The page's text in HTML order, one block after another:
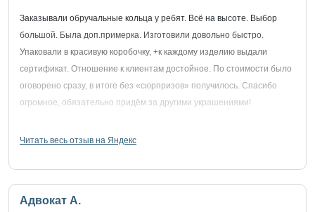
Заказывали обручальные кольца у ребят. Всё на высоте. Выбор
большой. Была доп.примерка. Изготовили довольно быстро.
Упаковали в красивую коробочку, +к каждому изделию выдали
сертификат. Отношение к клиентам достойное. По стоимости было
оговорено сразу, в итоге без «сюрпризов» получилось. Спасибо
огромное, обязательно придём за другими украшениями!
Читать весь отзыв на Яндекс
Адвокат А.